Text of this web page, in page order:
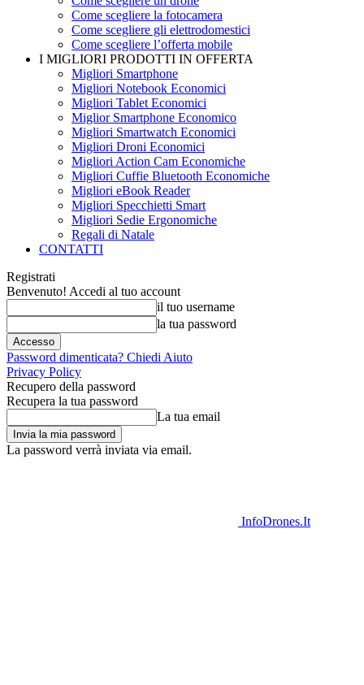
Come scegliere la fotocamera
Come scegliere gli elettrodomestici
Come scegliere l’offerta mobile
I MIGLIORI PRODOTTI IN OFFERTA
Migliori Smartphone
Migliori Notebook Economici
Migliori Tablet Economici
Miglior Smartphone Economico
Migliori Smartwatch Economici
Migliori Droni Economici
Migliori Action Cam Economiche
Migliori Cuffie Bluetooth Economiche
Migliori eBook Reader
Migliori Specchietti Smart
Migliori Sedie Ergonomiche
Regali di Natale
CONTATTI
Registrati
Benvenuto! Accedi al tuo account
il tuo username
la tua password
Password dimenticata? Chiedi Aiuto
Privacy Policy
Recupero della password
Recupera la tua password
La tua email
La password verrà inviata via email.
InfoDrones.It